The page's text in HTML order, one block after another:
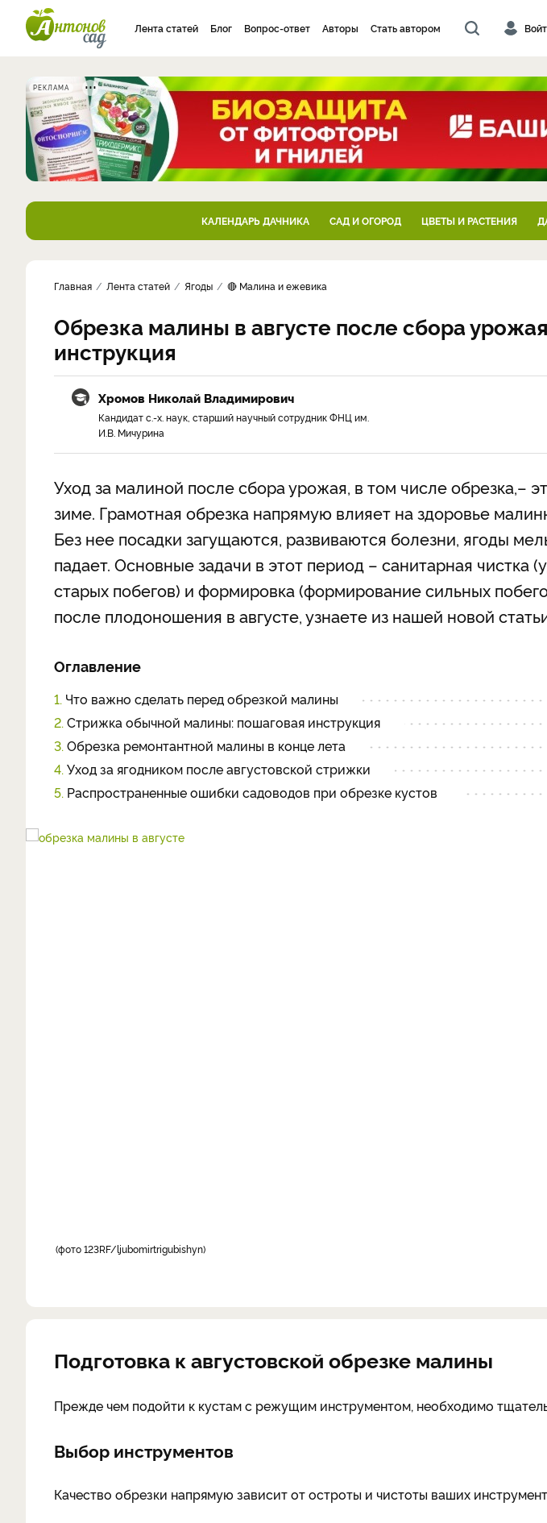
Лента статей Блог Вопрос-ответ Авторы Стать автором
РЕКЛАМА
КАЛЕНДАРЬ ДАЧНИКА САД И ОГОРОД ЦВЕТЫ И РАСТЕНИЯ
Главная Лента статей Ягоды 🔴 Малина и ежевика
Обрезка малины в августе после сбора
инструкция
Хромов Николай Владимирович
Кандидат с.-х. наук, старший научный сотрудник ФНЦ им.
И.В. Мичурина
Уход за малиной после сбора урожая, в том числе обрезка,–
зиме. Грамотная обрезка напрямую влияет на здоровье
Без нее посадки загущаются, развиваются болезни, ягоды
падает. Основные задачи в этот период – санитарная чистка
старых побегов) и формировка (формирование сильных
после плодоношения в августе, узнаете из нашей новой
Оглавление
1. Что важно сделать перед обрезкой малины
2. Стрижка обычной малины: пошаговая инструкция
3. Обрезка ремонтантной малины в конце лета
4. Уход за ягодником после августовской стрижки
5. Распространенные ошибки садоводов при обрезке кустов
фото 123RF/ljubomirtrigubishyn
Подготовка к августовской обрезке малины
Прежде чем подойти к кустам с режущим инструментом, необходимо
Выбор инструментов
Качество обрезки напрямую зависит от остроты и чистоты ваших